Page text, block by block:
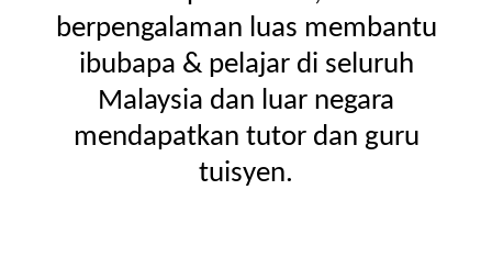
berpengalaman luas membantu
ibubapa & pelajar di seluruh
Malaysia dan luar negara
mendapatkan tutor dan guru
tuisyen.